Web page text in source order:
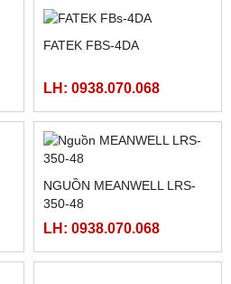
MÀN HÌNH FUJI HAKKO
V708CD
LH: 0938.070.068